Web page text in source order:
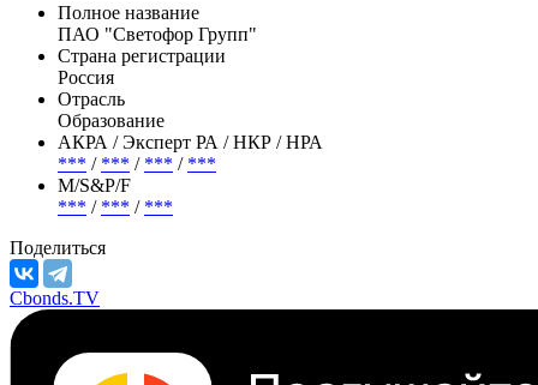
Полное название
ПАО "Светофор Групп"
Страна регистрации
Россия
Отрасль
Образование
АКРА / Эксперт РА / НКР / НРА
*** / *** / *** / ***
М/S&P/F
*** / *** / ***
Поделиться
Cbonds.TV